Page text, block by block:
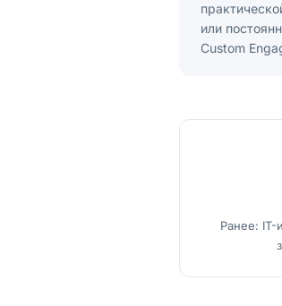
или
Custom
Ранее: IT-